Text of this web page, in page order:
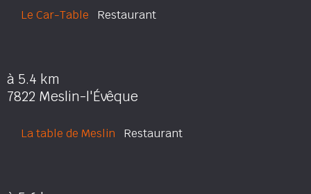
Le Car-Table Restaurant
à 5.4 km
7822 Meslin-l'Évêque
La table de Meslin Restaurant